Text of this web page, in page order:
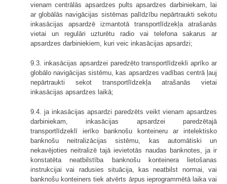
vienam centrālās apsardzes pults apsardzes darbiniekam, lai
ar globālās navigācijas sistēmas palīdzību nepārtraukti sekotu
inkasācijas apsardzē izmantotā transportlīdzekļa atrašanās
vietai un regulāri uzturētu radio vai telefona sakarus ar
apsardzes darbiniekiem, kuri veic inkasācijas apsardzi;
9.3. inkasācijas apsardzei paredzēto transportlīdzekli aprīko ar
globālo navigācijas sistēmu, kas apsardzes vadības centrā ļauj
nepārtraukti sekot transportlīdzekļa atrašanās vietai
inkasācijas apsardzes laikā;
9.4. ja inkasācijas apsardzi paredzēts veikt vienam apsardzes
darbiniekam, inkasācijas apsardzei paredzētajā
transportlīdzeklī ierīko banknošu konteineru ar intelektisko
banknošu neitralizācijas sistēmu, kas automātiski un
nekavējoties neitralizē tajā ievietotās naudas banknotes, ja ir
konstatēta neatbilstība banknošu konteinera lietošanas
instrukcijai vai radusies situācija, kas neatbilst normai, vai
banknošu konteiners tiek atvērts ārpus ieprogrammētā laika vai